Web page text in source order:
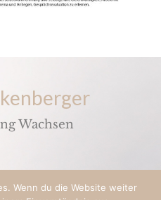
Wachsen
Wenn du die Website weiter